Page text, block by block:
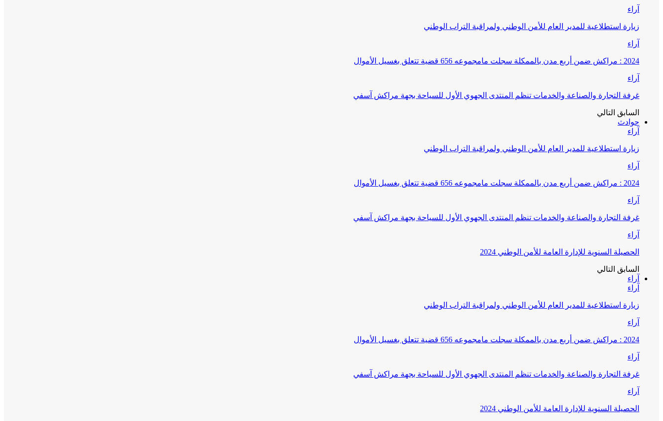
آراء
زيارة استطلاعية للمدير العام للأمن الوطني ولمراقبة التراب الوطني
آراء
2024 : مراكش ضمن أربع مدن بالممكلة سجلت مامجموعه 656 قضية تتعلق بغسيل الأموال
آراء
غرفة التجارة والصناعة والخدمات تنظم المنتدى الجهوي الأول للسياحة بجهة مراكش آسفي
السابق التالي
حوادث
آراء
زيارة استطلاعية للمدير العام للأمن الوطني ولمراقبة التراب الوطني
آراء
2024 : مراكش ضمن أربع مدن بالممكلة سجلت مامجموعه 656 قضية تتعلق بغسيل الأموال
آراء
غرفة التجارة والصناعة والخدمات تنظم المنتدى الجهوي الأول للسياحة بجهة مراكش آسفي
آراء
الحصيلة السنوية للإدارة العامة للأمن الوطني 2024
السابق التالي
آراء
آراء
زيارة استطلاعية للمدير العام للأمن الوطني ولمراقبة التراب الوطني
آراء
2024 : مراكش ضمن أربع مدن بالممكلة سجلت مامجموعه 656 قضية تتعلق بغسيل الأموال
آراء
غرفة التجارة والصناعة والخدمات تنظم المنتدى الجهوي الأول للسياحة بجهة مراكش آسفي
آراء
الحصيلة السنوية للإدارة العامة للأمن الوطني 2024